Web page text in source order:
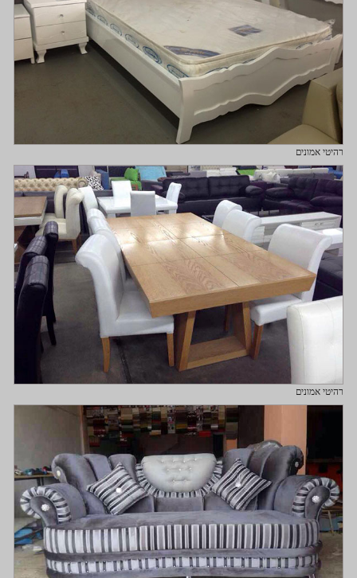
רהיטי אמונים
רהיטי אמונים